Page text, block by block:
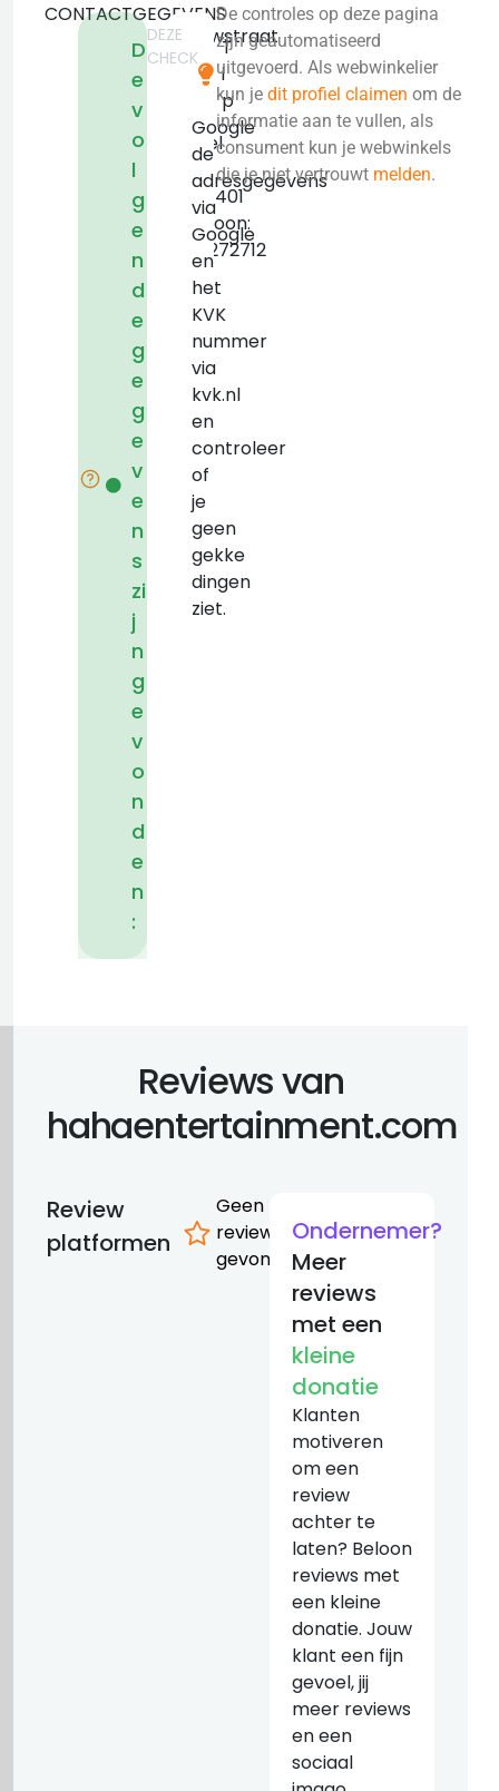
CONTACTGEGEVENS
D
e
v
o
l
g
e
n
d
e
g
e
g
e
v
e
n
s
zi
j
n
g
e
v
o
n
d
e
n
:
Leeuwstraat
72
5408
Volkel
33291401
Telefoon:
0413272712
T
i
p
Google
de
adresgegevens
via
Google
en
het
KVK
nummer
via
kvk.nl
en
controleer
of
je
geen
gekke
dingen
ziet.
DEZE
CHECK
De controles op deze pagina
zijn geautomatiseerd
uitgevoerd. Als webwinkelier
kun je dit profiel claimen om de
informatie aan te vullen, als
consument kun je webwinkels
die je niet vertrouwt melden.
Reviews van
hahaentertainment.com
Review
platformen
Geen
reviews
gevonden
Ondernemer?
Meer
reviews
met een
kleine
donatie
Klanten
motiveren
om een
review
achter te
laten? Beloon
reviews met
een kleine
donatie. Jouw
klant een fijn
gevoel, jij
meer reviews
en een
sociaal